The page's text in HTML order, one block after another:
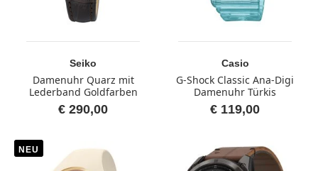
Seiko
Damenuhr Quarz mit
Lederband Goldfarben
€ 290,00
Casio
G-Shock Classic Ana-Digi
Damenuhr Türkis
€ 119,00
NEU